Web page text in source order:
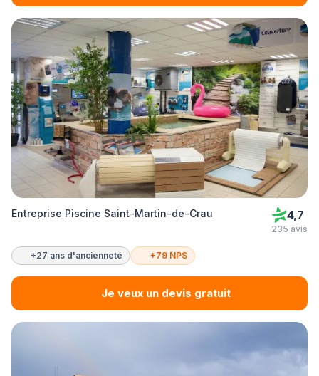
Entreprise Piscine Saint-Martin-de-Crau 4,7
235 avis
+27 ans d'ancienneté +79 NPS
Je veux un devis gratuit